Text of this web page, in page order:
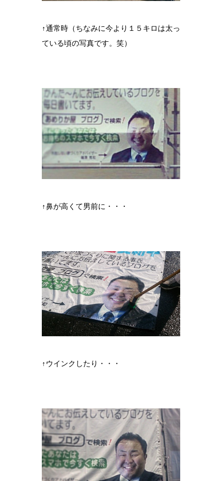
↑通常時（ちなみに今より１５キロは太っ
ている頃の写真です。笑）
↑鼻が高くて男前に・・・
↑ウインクしたり・・・